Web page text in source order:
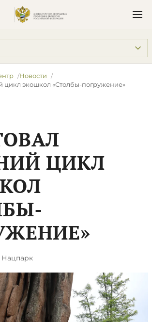
центр
Новости
цикл экошкол «Столбы-погружение»
ЦИКЛ
Нацпарк